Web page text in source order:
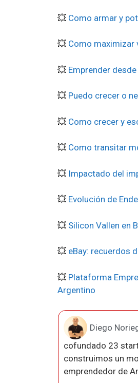
💥 Como armar y
💥 Como maximizar
💥 Emprender
💥 Puedo crecer o
💥 Como crecer y
💥 Como transitar
💥 Impactado del
💥 Evolución de
💥 Silicon Vallen en
💥 eBay: recuerdos
💥 Plataforma
Argentino
Diego
cofundado 23
construimos un
emprendedor de